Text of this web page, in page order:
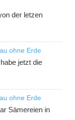
der letzen
ohne Erde
ohne Erde
Sämereien in